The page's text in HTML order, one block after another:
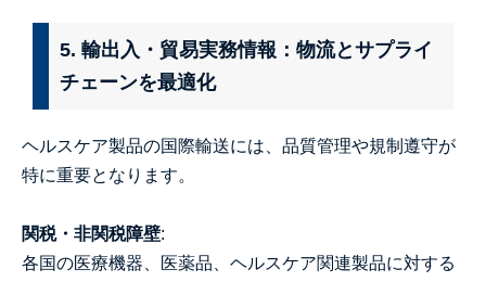
5. 輸出入・貿易実務情報：物流とサプライ
チェーンを最適化
ヘルスケア製品の国際輸送には、品質管理や規制遵守が
特に重要となります。
関税・非関税障壁:
各国の医療機器、医薬品、ヘルスケア関連製品に対する